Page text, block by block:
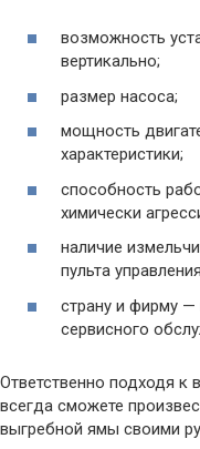
возможность
вертикально;
размер насоса;
мощность
характеристики;
способность
химически
наличие
пульта
страну и фирму —
сервисного
Ответственно подходя к
всегда сможете
выгребной ямы своими